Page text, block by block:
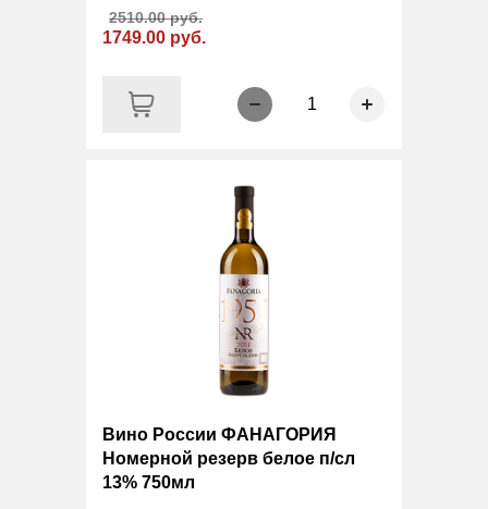
1749.00 руб.
2510.00 руб.
1
Вино России ФАНАГОРИЯ
Номерной резерв белое п/сл
13% 750мл